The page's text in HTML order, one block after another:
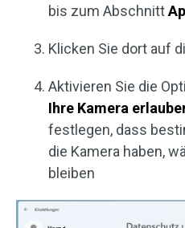
bis zum Abschnitt
Klicken Sie dort auf
Aktivieren Sie die
Ihre Kamera
festlegen, dass
die Kamera haben,
bleiben